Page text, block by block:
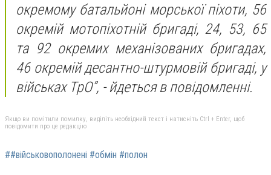
окремому батальйоні морської піхоти, 56
окремій мотопіхотній бригаді, 24, 53, 65
та 92 окремих механізованих бригадах,
46 окремій десантно-штурмовій бригаді, у
військах ТрО”, - йдеться в повідомленні.
Якщо ви помітили помилку, виділіть необхідний текст і натисніть Ctrl + Enter, щоб
повідомити про це редакцію
##військовополонені #обмін #полон